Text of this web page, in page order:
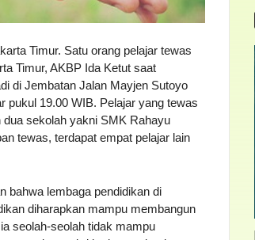
Timur. Satu orang pelajar tewas
Timur, AKBP Ida Ketut saat
di Jembatan Jalan Mayjen Sutoyo
pukul 19.00 WIB. Pelajar yang tewas
sekolah yakni SMK Rahayu
tewas, terdapat empat pelajar lain
bahwa lembaga pendidikan di
diharapkan mampu membangun
seolah-seolah tidak mampu